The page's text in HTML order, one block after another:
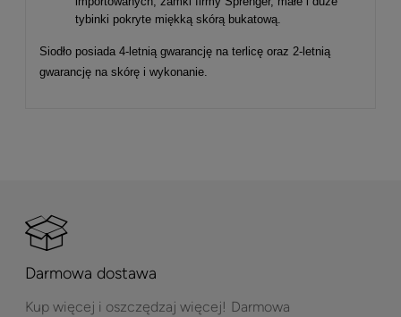
tybinki pokryte miękką skórą bukatową.
Siodło posiada 4-letnią gwarancję na terlicę oraz 2-letnią
gwarancję na skórę i wykonanie.
Darmowa dostawa
Kup więcej i oszczędzaj więcej! Darmowa